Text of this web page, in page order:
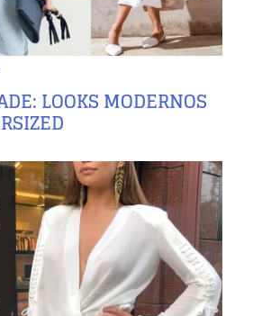
LOOKS MODERNOS